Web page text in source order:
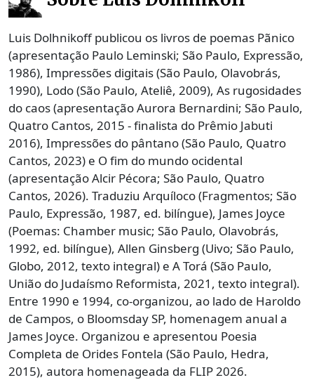
Luis Dolhnikoff publicou os livros de poemas Pãnico
(apresentação Paulo Leminski; São Paulo, Expressão,
1986), Impressões digitais (São Paulo, Olavobrás,
1990), Lodo (São Paulo, Ateliê, 2009), As rugosidades
do caos (apresentação Aurora Bernardini; São Paulo,
Quatro Cantos, 2015 - finalista do Prêmio Jabuti
2016), Impressões do pântano (São Paulo, Quatro
Cantos, 2023) e O fim do mundo ocidental
(apresentação Alcir Pécora; São Paulo, Quatro
Cantos, 2026). Traduziu Arquíloco (Fragmentos; São
Paulo, Expressão, 1987, ed. bilíngue), James Joyce
(Poemas: Chamber music; São Paulo, Olavobrás,
1992, ed. bilíngue), Allen Ginsberg (Uivo; São Paulo,
Globo, 2012, texto integral) e A Torá (São Paulo,
União do Judaísmo Reformista, 2021, texto integral).
Entre 1990 e 1994, co-organizou, ao lado de Haroldo
de Campos, o Bloomsday SP, homenagem anual a
James Joyce. Organizou e apresentou Poesia
Completa de Orides Fontela (São Paulo, Hedra,
2015), autora homenageada da FLIP 2026.